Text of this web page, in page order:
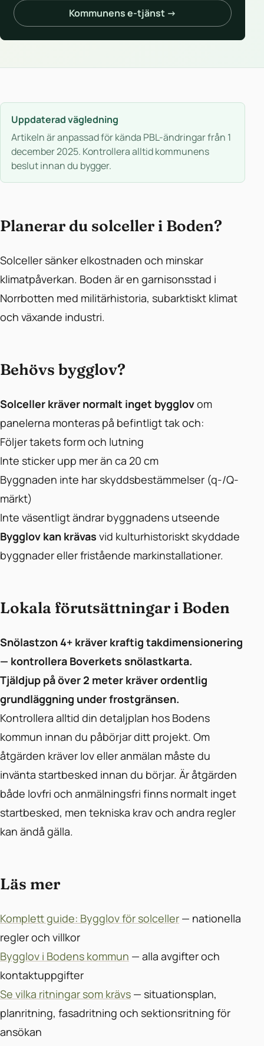
Kommunens e-tjänst →
Uppdaterad vägledning
Artikeln är anpassad för kända PBL-ändringar från 1
december 2025. Kontrollera alltid kommunens
beslut innan du bygger.
Planerar du solceller i Boden?
Solceller sänker elkostnaden och minskar
klimatpåverkan. Boden är en garnisonsstad i
Norrbotten med militärhistoria, subarktiskt klimat
och växande industri.
Behövs bygglov?
Solceller kräver normalt inget bygglovom
panelerna monteras på befintligt tak och:
Följer takets form och lutning
Inte sticker upp mer än ca 20 cm
Byggnaden inte har skyddsbestämmelser (q-/Q-
märkt)
Inte väsentligt ändrar byggnadens utseende
Bygglov kan krävas vid kulturhistoriskt skyddade
byggnader eller fristående markinstallationer.
Lokala förutsättningar i Boden
Snölastzon 4+ kräver kraftig takdimensionering
— kontrollera Boverkets snölastkarta.
Tjäldjup på över 2 meter kräver ordentlig
grundläggning under frostgränsen.
Kontrollera alltid din detaljplan hos Bodens
kommun innan du påbörjar ditt projekt. Om
åtgärden kräver lov eller anmälan måste du
invänta startbesked innan du börjar. Är åtgärden
både lovfri och anmälningsfri finns normalt inget
startbesked, men tekniska krav och andra regler
kan ändå gälla.
Läs mer
Komplett guide: Bygglov för solceller — nationella
regler och villkor
Bygglov i Bodens kommun — alla avgifter och
kontaktuppgifter
Se vilka ritningar som krävs — situationsplan,
planritning, fasadritning och sektionsritning för
ansökan